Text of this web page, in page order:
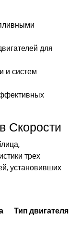
для
и систем
Скорости
трех
установивших
Тип двигателя